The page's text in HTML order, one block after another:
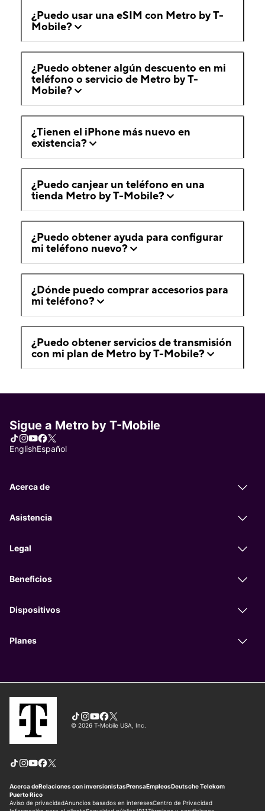
¿Puedo usar una eSIM con Metro by T-
Mobile?
¿Puedo obtener algún descuento en mi
teléfono o servicio de Metro by T-
Mobile?
¿Tienen el iPhone más nuevo en
existencia?
¿Puedo canjear un teléfono en una
tienda Metro by T-Mobile?
¿Puedo obtener ayuda para configurar
mi teléfono nuevo?
¿Dónde puedo comprar accesorios para
mi teléfono?
¿Puedo obtener servicios de transmisión
con mi plan de Metro by T-Mobile?